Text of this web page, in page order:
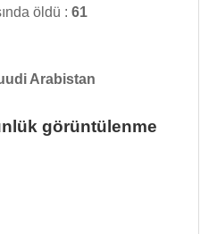
öldü : 61
Arabistan
görüntülenme